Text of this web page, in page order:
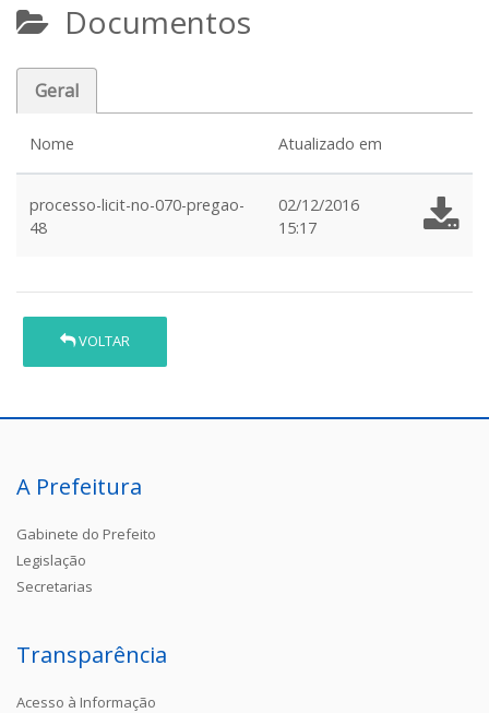
Documentos
Geral
Nome Atualizado em
processo-licit-no-070-pregao-
48
02/12/2016
15:17
VOLTAR
A Prefeitura
Gabinete do Prefeito
Legislação
Secretarias
Transparência
Acesso à Informação